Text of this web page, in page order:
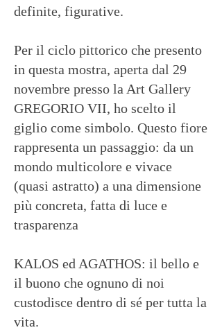
definite, figurative.
Per il ciclo pittorico che presento
in questa mostra, aperta dal 29
novembre presso la Art Gallery
GREGORIO VII, ho scelto il
giglio come simbolo. Questo fiore
rappresenta un passaggio: da un
mondo multicolore e vivace
(quasi astratto) a una dimensione
più concreta, fatta di luce e
trasparenza
KALOS ed AGATHOS: il bello e
il buono che ognuno di noi
custodisce dentro di sé per tutta la
vita.